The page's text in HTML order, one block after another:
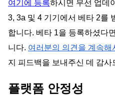
여기에 등록하시면 무선 업데
3, 3a 및 4 기기에서 베타 2를
합니다. 베타 1을 등록하셨다
니다. 여러분의 의견을 계속해
지 피드백을 보내주신 데 감사
플랫폼 안정성